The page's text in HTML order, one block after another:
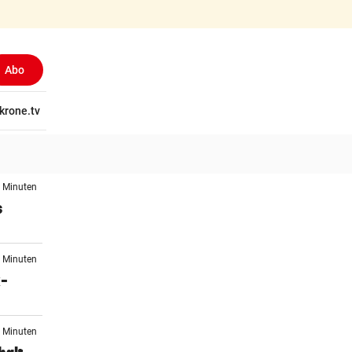
Abo
krone.tv
Minuten
Minuten
Minuten